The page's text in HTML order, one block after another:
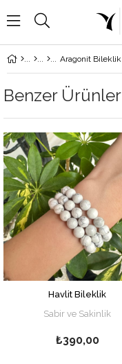
Aragonit Bileklik
Benzer Ürünler
Havlit Bileklik
Sabir ve Sakinlik
₺390,00